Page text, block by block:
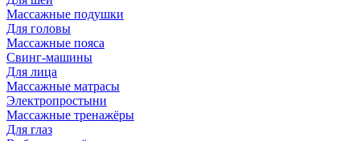
Массажные подушки
Для головы
Массажные пояса
Свинг-машины
Для лица
Массажные матрасы
Электропростыни
Массажные тренажёры
Для глаз